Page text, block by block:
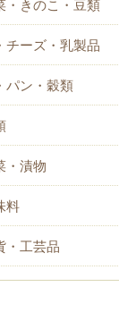
・きのこ・豆類
チーズ・乳製品
パン・穀類
・漬物
料
・工芸品